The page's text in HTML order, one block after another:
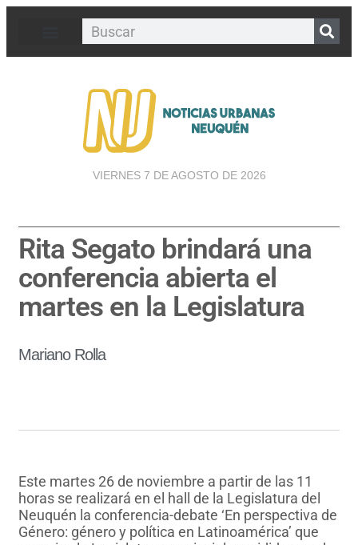
VIERNES 7 DE AGOSTO DE 2026
Rita Segato brindará una
conferencia abierta el
martes en la Legislatura
Mariano Rolla
Este martes 26 de noviembre a partir de las 11
horas se realizará en el hall de la Legislatura del
Neuquén la conferencia-debate ‘En perspectiva de
Género: género y política en Latinoamérica’ que